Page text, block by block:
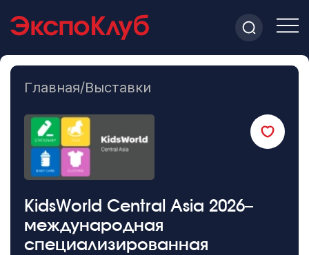
Главная/Выставки
KidsWorld Central Asia 2026–
международная
специализированная